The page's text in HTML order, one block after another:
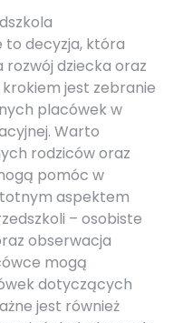
to decyzja, która
rozwój dziecka oraz
jest zebranie
placówek w
Warto
rodziców oraz
pomóc w
aspektem
– osobiste
obserwacja
mogą
dotyczących
jest również